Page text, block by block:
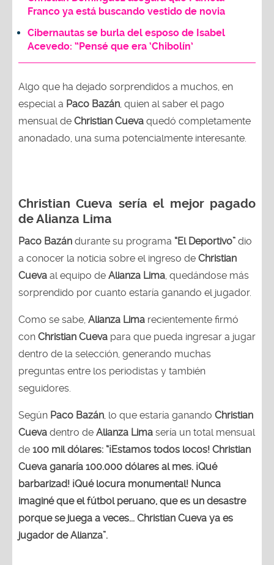
Franco ya está buscando vestido de novia
Cibernautas se burla del esposo de Isabel
Acevedo: “Pensé que era ‘Chibolín’
Algo que ha dejado sorprendidos a muchos, en
especial a Paco Bazán , quien al saber el pago
mensual de Christian Cueva quedó completamente
anonadado, una suma potencialmente interesante.
Christian Cueva sería el mejor pagado
de Alianza Lima
Paco Bazán durante su programa “El Deportivo” dio
a conocer la noticia sobre el ingreso de Christian
Cueva al equipo de Alianza Lima , quedándose más
sorprendido por cuanto estaría ganando el jugador.
Como se sabe, Alianza Lima recientemente firmó
con Christian Cueva para que pueda ingresar a jugar
dentro de la selección, generando muchas
preguntas entre los periodistas y también
seguidores.
Según Paco Bazán , lo que estaría ganando Christian
Cueva dentro de Alianza Lima sería un total mensual
de 100 mil dólares: “¡Estamos todos locos! Christian
Cueva ganaría 100.000 dólares al mes. ¡Qué
barbarizad! ¡Qué locura monumental! Nunca
imaginé que el fútbol peruano, que es un desastre
porque se juega a veces... Christian Cueva ya es
jugador de Alianza”.